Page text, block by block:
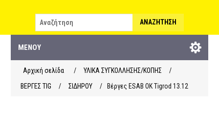
ΑΝΑΖΉΤΗΣΗ
ΜΕΝΟΎ
Αρχική σελίδα / ΥΛΙΚΑ ΣΥΓΚΟΛΛΗΣΗΣ/ΚΟΠΗΣ
/
ΒΕΡΓΕΣ ΤΙG
/ ΣΙΔΗΡΟΥ / Βέργες ESAB OK Tigrod 13.12